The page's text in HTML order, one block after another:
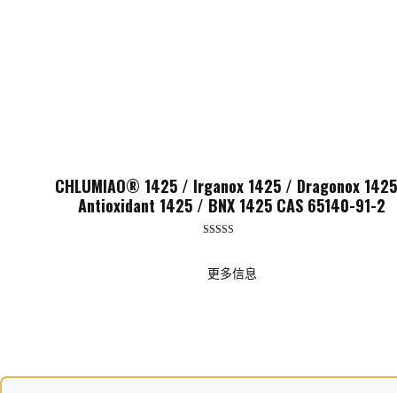
CHLUMIAO® 1425 / Irganox 1425 / Dragonox
Antioxidant 1425 / BNX 1425 CAS 65140-91-2
（满分 5 分
更多信息